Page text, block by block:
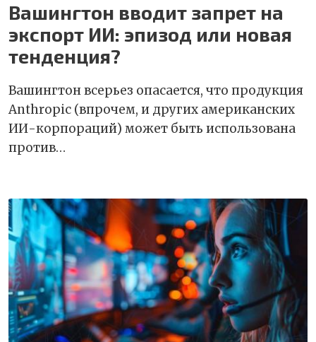
Вашингтон вводит запрет на
экспорт ИИ: эпизод или новая
тенденция?
Вашингтон всерьез опасается, что продукция
Anthropic (впрочем, и других американских
ИИ-корпораций) может быть использована
против…